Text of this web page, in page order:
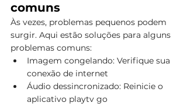
comuns
Às vezes, problemas pequenos podem
surgir. Aqui estão soluções para alguns
problemas comuns:
Imagem congelando: Verifique sua
conexão de internet
Áudio dessincronizado: Reinicie o
aplicativo playtv go